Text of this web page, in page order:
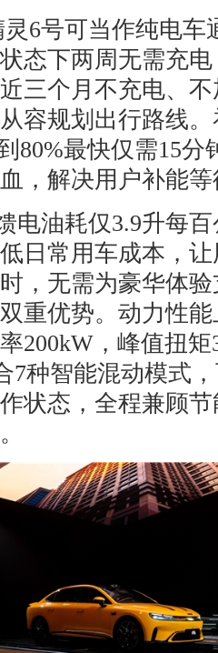
6号可当作纯电车
态下两周无需充
三个月不充电、
容规划出行路线
80%最快仅需15分
，解决用户补能
电油耗仅3.9升每
日常用车成本，
，无需为豪华体
重优势。动力性
200kW，峰值扭矩
7种智能混动模式
状态，全程兼顾